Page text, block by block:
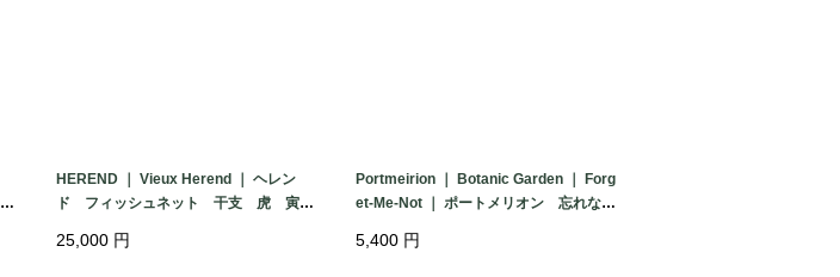
Gaissaも写っております。また、Avenaシリーズの花瓶も写
っております。別販売となります。
HEREND ｜ Vieux Herend ｜ ヘレン
ド フィッシュネット 干支 虎 寅
製 ハンガリー
25,000 円
Portmeirion ｜ Botanic Garden ｜ Forg
et-Me-Not ｜ ポートメリオン 忘れな
イギリス
5,400 円